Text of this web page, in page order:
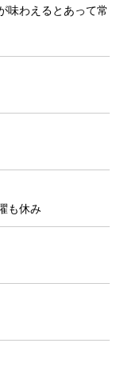
味わえるとあって常
も休み